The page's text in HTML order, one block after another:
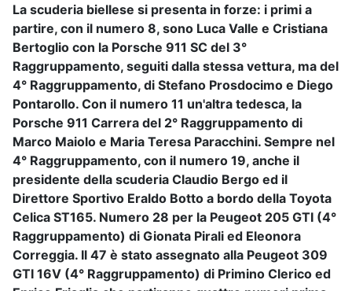
La scuderia biellese si presenta in forze: i primi a
partire, con il numero 8, sono Luca Valle e Cristiana
Bertoglio con la Porsche 911 SC del 3°
Raggruppamento, seguiti dalla stessa vettura, ma del
4° Raggruppamento, di Stefano Prosdocimo e Diego
Pontarollo. Con il numero 11 un'altra tedesca, la
Porsche 911 Carrera del 2° Raggruppamento di
Marco Maiolo e Maria Teresa Paracchini. Sempre nel
4° Raggruppamento, con il numero 19, anche il
presidente della scuderia Claudio Bergo ed il
Direttore Sportivo Eraldo Botto a bordo della Toyota
Celica ST165. Numero 28 per la Peugeot 205 GTI (4°
Raggruppamento) di Gionata Pirali ed Eleonora
Correggia. Il 47 è stato assegnato alla Peugeot 309
GTI 16V (4° Raggruppamento) di Primino Clerico ed